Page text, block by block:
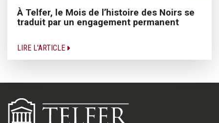
À Telfer, le Mois de l’histoire des Noirs se
traduit par un engagement permanent
LIRE L'ARTICLE